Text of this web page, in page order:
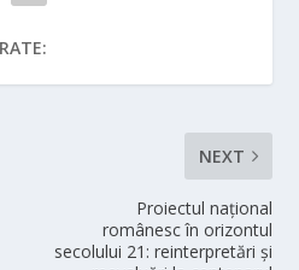
RATE:
NEXT
Proiectul național
românesc în orizontul
secolului 21: reinterpretări și